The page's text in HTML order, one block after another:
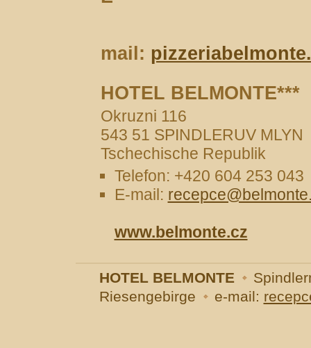
mail:
HOTEL BELMONTE***
Okruzni
543 51 SPINDLERUV
Tschechische Republik
Telefon: +420 604 253 043
E-mail:
www.belmonte.cz
HOTEL BELMONTE
Riesengebirge
e-mail: